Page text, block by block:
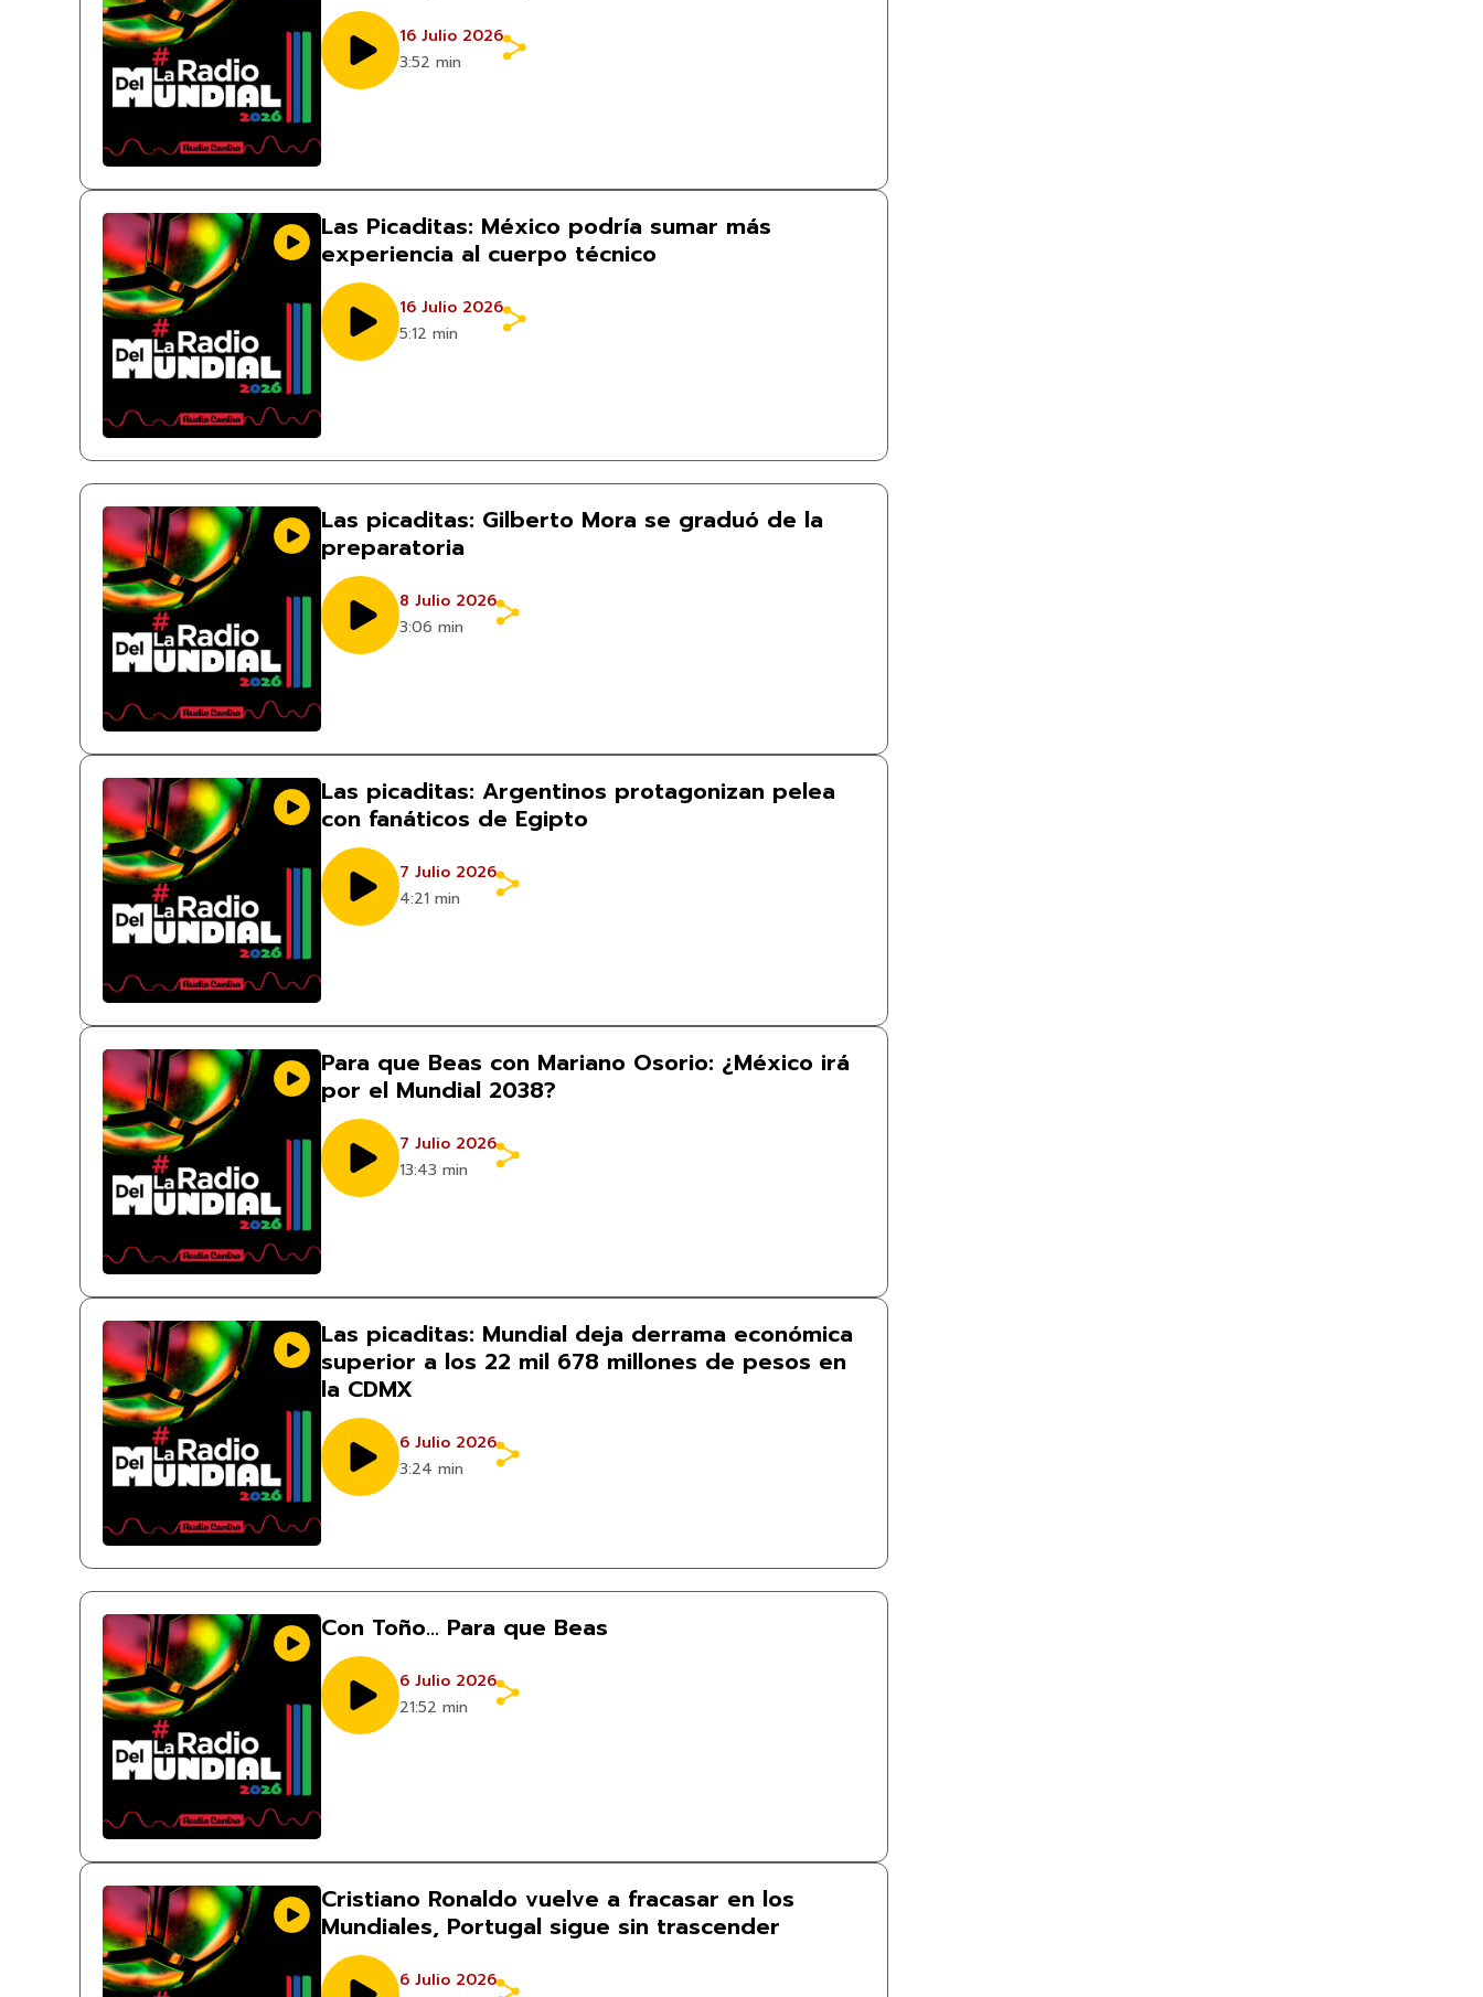
16 Julio 2026
3:52 min
Las Picaditas: México podría sumar más
experiencia al cuerpo técnico
16 Julio 2026
5:12 min
Las picaditas: Gilberto Mora se graduó de la
preparatoria
8 Julio 2026
3:06 min
Las picaditas: Argentinos protagonizan pelea
con fanáticos de Egipto
7 Julio 2026
4:21 min
Para que Beas con Mariano Osorio: ¿México irá
por el Mundial 2038?
7 Julio 2026
13:43 min
Las picaditas: Mundial deja derrama económica
superior a los 22 mil 678 millones de pesos en
la CDMX
6 Julio 2026
3:24 min
Con Toño… Para que Beas
6 Julio 2026
21:52 min
Cristiano Ronaldo vuelve a fracasar en los
Mundiales, Portugal sigue sin trascender
6 Julio 2026